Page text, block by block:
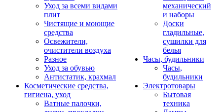
Уход за всеми видами
плит
Чистящие и моющие
средства
Освежители,
очистители воздуха
Разное
Уход за обувью
Антистатик, крахмал
Косметические средства,
гигиена, уход
Ватные палочки,
механический
и наборы
Доски
гладильные,
сушилки для
белья
Часы, будильники
Часы,
будильники
Электротовары
Бытовая
техника